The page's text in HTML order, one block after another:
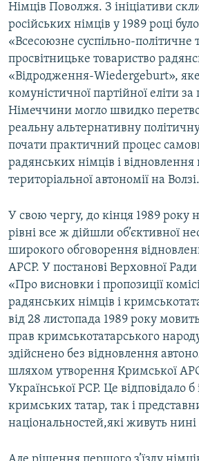
Німців Поволжя. З ініціативи
російських німців у 1989 році
«Всесоюзне суспільно-політичне
просвітницьке товариство
«Відродження-Wiedergeburt»,
комуністичної партійної еліти
Німеччини могло швидко
реальну альтернативну
почати практичний процес
радянських німців і відновлення
територіальної автономії на Волзі.
У свою чергу, до кінця 1989
рівні все ж дійшли об’єктивної
широкого обговорення
АРСР. У постанові Верховної
«Про висновки і пропозиції
радянських німців і
від 28 листопада 1989 року
прав кримськотатарського
здійснено без відновлення
шляхом утворення Кримської
Української РСР. Це відповідало
кримських татар, так і
національностей,які живуть